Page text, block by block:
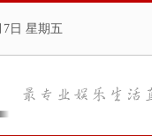
7日 星期五